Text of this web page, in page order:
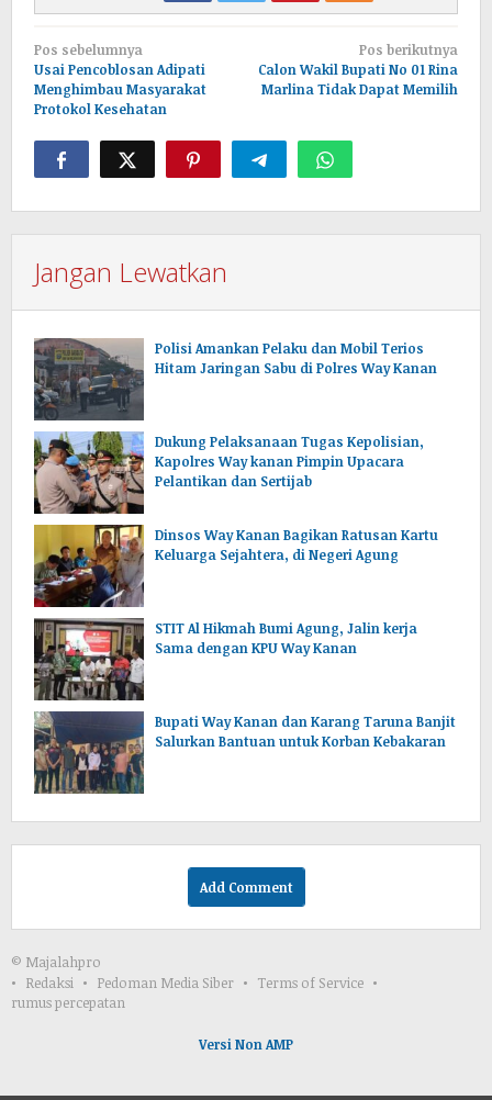
Navigasi
pos
Pos sebelumnya
Usai Pencoblosan Adipati
Menghimbau Masyarakat
Protokol Kesehatan
Pos berikutnya
Calon Wakil Bupati No 01 Rina
Marlina Tidak Dapat Memilih
Jangan Lewatkan
Polisi Amankan Pelaku dan Mobil Terios
Hitam Jaringan Sabu di Polres Way Kanan
Dukung Pelaksanaan Tugas Kepolisian,
Kapolres Way kanan Pimpin Upacara
Pelantikan dan Sertijab
Dinsos Way Kanan Bagikan Ratusan Kartu
Keluarga Sejahtera, di Negeri Agung
STIT Al Hikmah Bumi Agung, Jalin kerja
Sama dengan KPU Way Kanan
Bupati Way Kanan dan Karang Taruna Banjit
Salurkan Bantuan untuk Korban Kebakaran
Add Comment
© Majalahpro
Redaksi
Pedoman Media Siber
Terms of Service
rumus percepatan
Versi Non AMP